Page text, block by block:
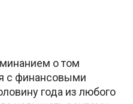
о том
с финансовыми
года из любого